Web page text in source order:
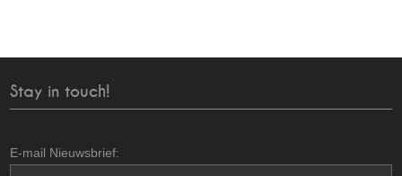
Stay in touch!
E-mail Nieuwsbrief: